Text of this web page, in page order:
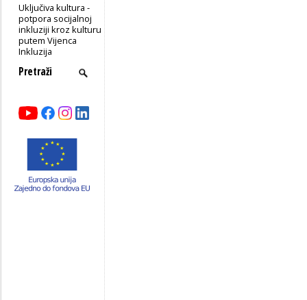
Uključiva kultura -
potpora socijalnoj
inkluziji kroz kulturu
putem Vijenca
Inkluzija